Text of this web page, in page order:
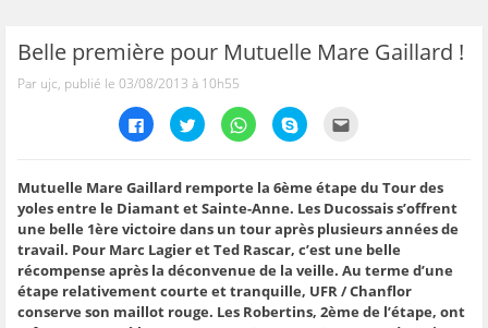
Belle première pour Mutuelle Mare Gaillard !
Par ujc, publié le 03/08/2013 à 10h55
C
l
e
z
p
o
u
r
p
a
r
t
a
C
l
e
z
p
o
u
r
p
a
r
a
C
l
e
z
p
o
u
r
p
a
r
t
a
C
l
e
z
p
o
u
r
p
a
r
t
a
e
z
p
o
u
r
e
n
v
y
Mutuelle Mare Gaillard remporte la 6ème étape du Tour des
yoles entre le Diamant et Sainte-Anne. Les Ducossais s’offrent
une belle 1ère victoire dans un tour après plusieurs années de
travail. Pour Marc Lagier et Ted Rascar, c’est une belle
récompense après la déconvenue de la veille. Au terme d’une
étape relativement courte et tranquille, UFR / Chanflor
conserve son maillot rouge. Les Robertins, 2ème de l’étape, ont